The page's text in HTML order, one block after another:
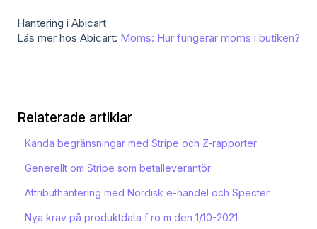
Hantering i Abicart
Läs mer hos Abicart: Moms: Hur fungerar moms i butiken?
Relaterade artiklar
Kända begränsningar med Stripe och Z-rapporter
Generellt om Stripe som betalleverantör
Attributhantering med Nordisk e-handel och Specter
Nya krav på produktdata f ro m den 1/10-2021